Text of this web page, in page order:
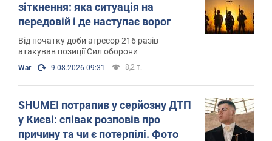
зіткнення: яка ситуація на
передовій і де наступає ворог
Від початку доби агресор 216 разів
атакував позиції Сил оборони
War 9.08.2026 09:31 8,2 т.
SHUMEI потрапив у серйозну ДТП
у Києві: співак розповів про
причину та чи є потерпілі. Фото